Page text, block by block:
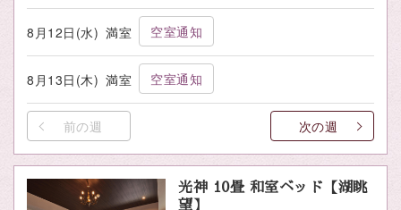
8月12日(水) 満室 空室通知
8月13日(木) 満室 空室通知
前の週 次の週
光神 10畳 和室ベッド【湖眺
望】